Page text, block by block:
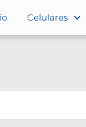
Celulares